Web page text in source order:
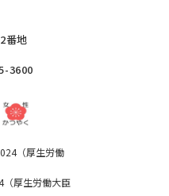
番地
3600
（厚生労働
厚生労働大臣